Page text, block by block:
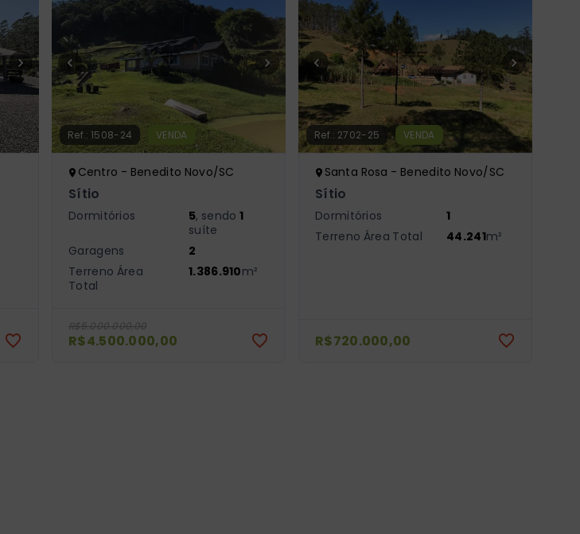
Ref.: 1508-24 VENDA
Centro - Benedito Novo/SC
Sítio
Dormitórios 5, sendo1
suíte
Garagens
2
Terreno Área
Total
1.386.910m²
R$5.000.000,00
R$4.500.000,00
Ref.: 2702-25 VENDA
Santa Rosa - Benedito Novo/SC
Sítio
Dormitórios
1
Terreno Área Total
44.241m²
R$720.000,00